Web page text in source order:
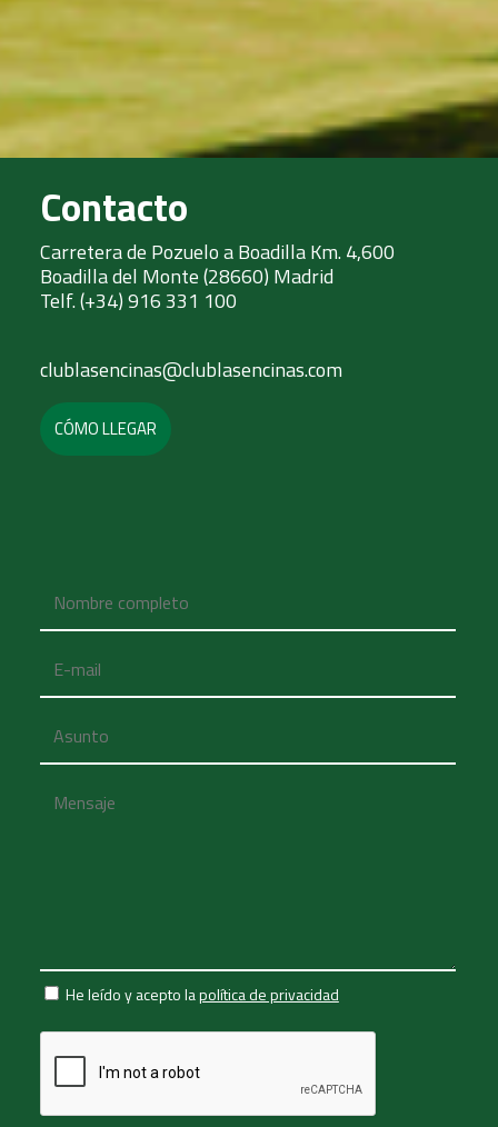
Contacto
Carretera de Pozuelo a Boadilla Km. 4,600
Boadilla del Monte (28660) Madrid
Telf. (+34) 916 331 100
clublasencinas@clublasencinas.com
CÓMO LLEGAR
He leído y acepto lapolítica de privacidad